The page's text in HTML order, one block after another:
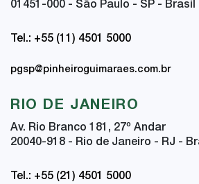
01451-000 - São Paulo - SP - Brasil
Tel.: +55 (11) 4501 5000
pgsp@pinheiroguimaraes.com.br
RIO DE JANEIRO
Av. Rio Branco 181, 27º Andar
20040-918 - Rio de Janeiro - RJ -
Tel.: +55 (21) 4501 5000